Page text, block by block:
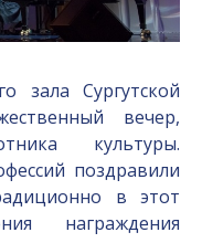
зала Сургутской
вечер,
культуры.
поздравили
в этот
награждения